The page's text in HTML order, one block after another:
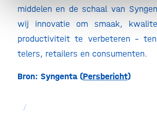
middelen en de schaal van
wij innovatie om smaak,
productiviteit te verbeteren –
telers, retailers en consumenten.
Bron: Syngenta (Persbericht)
/